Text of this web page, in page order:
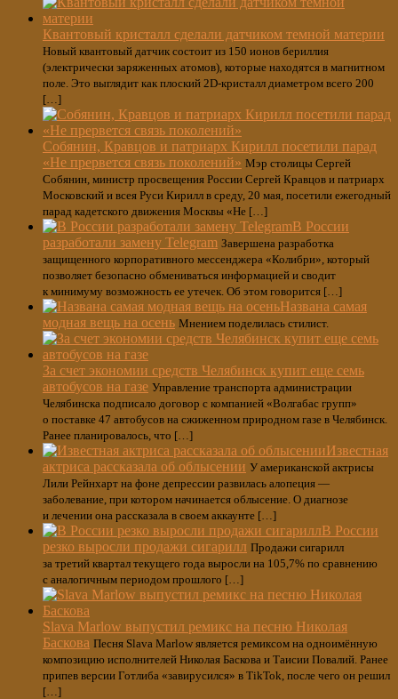
Квантовый кристалл сделали датчиком темной материи
Новый квантовый датчик состоит из 150 ионов бериллия
(электрически заряженных атомов), которые находятся в магнитном
поле. Это выглядит как плоский 2D-кристалл диаметром всего 200
[…]
Собянин, Кравцов и патриарх Кирилл посетили парад
«Не прервется связь поколений» Мэр столицы Сергей
Собянин, министр просвещения России Сергей Кравцов и патриарх
Московский и всея Руси Кирилл в среду, 20 мая, посетили ежегодный
парад кадетского движения Москвы «Не […]
В России
разработали замену Telegram Завершена разработка
защищенного корпоративного мессенджера «Колибри», который
позволяет безопасно обмениваться информацией и сводит
к минимуму возможность ее утечек. Об этом говорится […]
Названа самая
модная вещь на осень Мнением поделилась стилист.
За счет экономии средств Челябинск купит еще семь
автобусов на газе Управление транспорта администрации
Челябинска подписало договор с компанией «Волгабас групп»
о поставке 47 автобусов на сжиженном природном газе в Челябинск.
Ранее планировалось, что […]
Известная
актриса рассказала об облысении У американской актрисы
Лили Рейнхарт на фоне депрессии развилась алопеция —
заболевание, при котором начинается облысение. О диагнозе
и лечении она рассказала в своем аккаунте […]
В России
резко выросли продажи сигарилл Продажи сигарилл
за третий квартал текущего года выросли на 105,7% по сравнению
с аналогичным периодом прошлого […]
Slava Marlow выпустил ремикс на песню Николая
Баскова Песня Slava Marlow является ремиксом на одноимённую
композицию исполнителей Николая Баскова и Таисии Повалий. Ранее
припев версии Готлиба «завирусился» в TikTok, после чего он решил
[…]